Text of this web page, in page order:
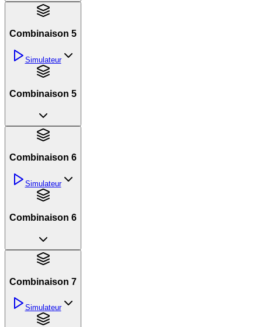
Combinaison 5
Simulateur
Combinaison 5
Combinaison 6
Simulateur
Combinaison 6
Combinaison 7
Simulateur